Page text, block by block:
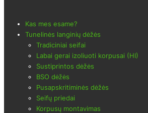
Kas mes esame?
Tunelinės langinių dėžės
Tradiciniai seifai
Labai gerai izoliuoti korpusai (HI)
Sustiprintos dėžės
BSO dėžės
Pusapskritiminės dėžės
Seifų priedai
Korpusų montavimas